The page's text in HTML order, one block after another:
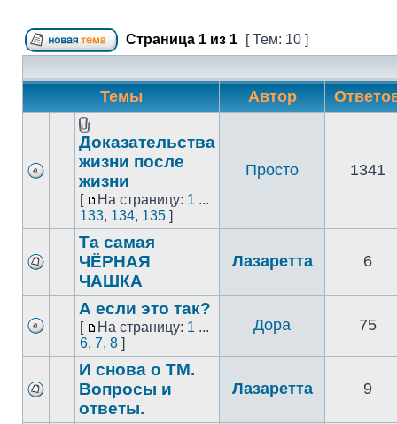
Страница 1 из 1 [ Тем: 10 ]
Темы Автор
Доказательства
жизни после
жизни
[ На страницу: 1 ...
133, 134, 135 ]
Просто 1341
Та самая
ЧЁРНАЯ
ЧАШКА
Лазаретта 6
А если это так?
[ На страницу: 1 ...
6, 7, 8 ]
Дора 75
И снова о ТМ.
Вопросы и
ответы.
Лазаретта 9